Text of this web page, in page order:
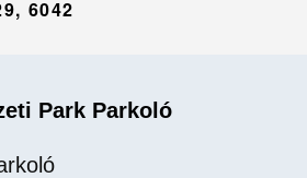
6042
Park Parkoló